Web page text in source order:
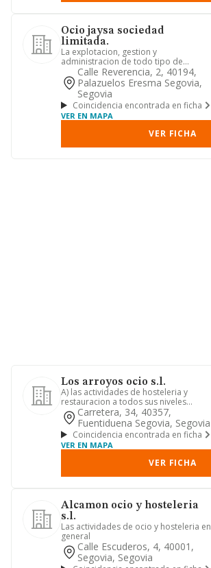
Ocio jaysa sociedad
limitada.
La explotacion, gestion y
administracion de todo tipo de
negocios de hosteleria.
Calle Reverencia, 2, 40194,
Palazuelos Eresma Segovia,
Segovia
Coincidencia encontrada en ficha
VER EN MAPA
VER FICHA
Los arroyos ocio s.l.
A) las actividades de hosteleria y
restauracion a todos sus niveles
(bares, cafeterias, restaurante...
Carretera, 34, 40357,
Fuentiduena Segovia, Segovia
Coincidencia encontrada en ficha
VER EN MAPA
VER FICHA
Alcamon ocio y hosteleria
s.l.
Las actividades de ocio y hosteleria en
general
Calle Escuderos, 4, 40001,
Segovia, Segovia